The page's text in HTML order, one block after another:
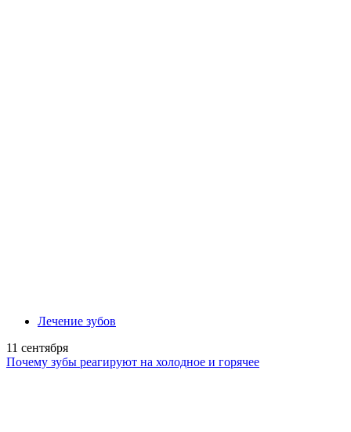
Лечение зубов
11 сентября
Почему зубы реагируют на холодное и горячее